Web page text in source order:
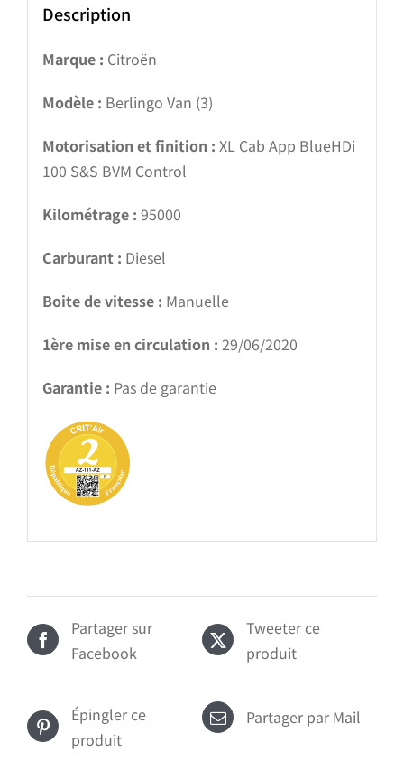
Description
Marque : Citroën
Modèle : Berlingo Van (3)
Motorisation et finition : XL Cab App BlueHDi
100 S&S BVM Control
Kilométrage : 95000
Carburant : Diesel
Boite de vitesse : Manuelle
1ère mise en circulation : 29/06/2020
Garantie : Pas de garantie
Partager sur
Facebook
Tweeter ce
produit
Épingler ce
produit
Partager par Mail